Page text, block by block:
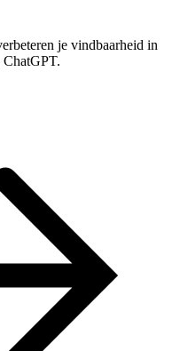
je vindbaarheid in
ChatGPT.